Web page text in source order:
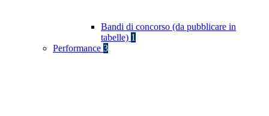
Bandi di concorso (da pubblicare in
tabelle) 1
Performance 3